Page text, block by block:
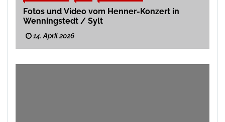
Fotos und Video vom Henner-Konzert in
Wenningstedt / Sylt
14. April 2026